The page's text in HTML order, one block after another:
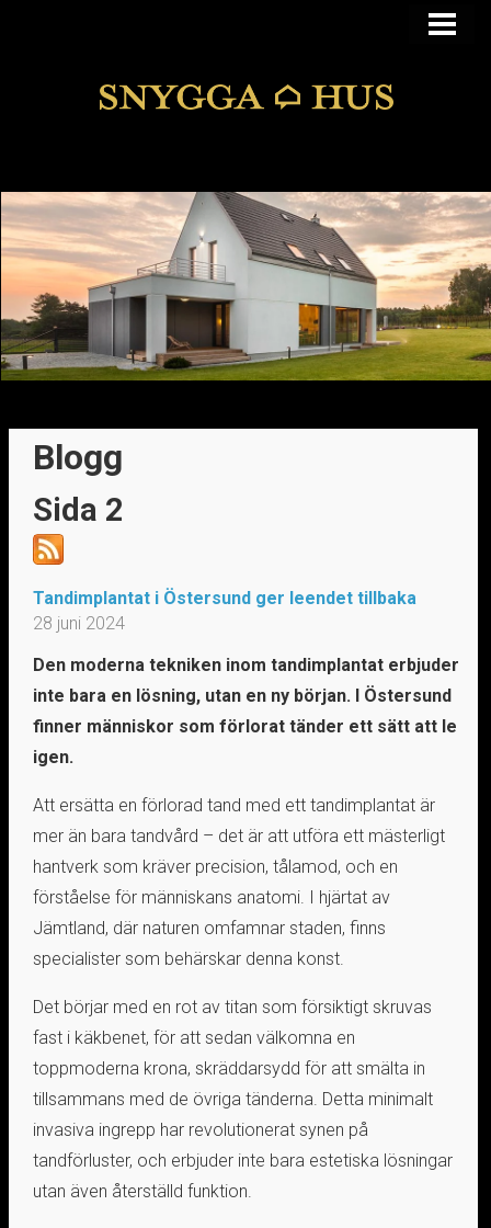
BLOGG
Blogg
Sida 2
Tandimplantat i Östersund ger leendet tillbaka
28 juni 2024
Den moderna tekniken inom tandimplantat erbjuder
inte bara en lösning, utan en ny början. I Östersund
finner människor som förlorat tänder ett sätt att le
igen.
Att ersätta en förlorad tand med ett tandimplantat är
mer än bara tandvård – det är att utföra ett mästerligt
hantverk som kräver precision, tålamod, och en
förståelse för människans anatomi. I hjärtat av
Jämtland, där naturen omfamnar staden, finns
specialister som behärskar denna konst.
Det börjar med en rot av titan som försiktigt skruvas
fast i käkbenet, för att sedan välkomna en
toppmoderna krona, skräddarsydd för att smälta in
tillsammans med de övriga tänderna. Detta minimalt
invasiva ingrepp har revolutionerat synen på
tandförluster, och erbjuder inte bara estetiska lösningar
utan även återställd funktion.